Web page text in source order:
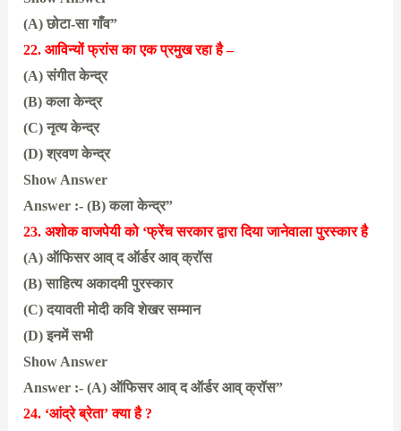
(A) छोटा-सा गाँव”
22. आविन्यों फ्रांस का एक प्रमुख रहा है –
(A) संगीत केन्द्र
(B) कला केन्द्र
(C) नृत्य केन्द्र
(D) श्रवण केन्द्र
Show Answer
Answer :- (B) कला केन्द्र”
23. अशोक वाजपेयी को ‘फ्रेंच सरकार द्वारा दिया जानेवाला पुरस्कार है
(A) ऑफिसर आव् द ऑर्डर आव् क्रॉस
(B) साहित्य अकादमी पुरस्कार
(C) दयावती मोदी कवि शेखर सम्मान
(D) इनमें सभी
Show Answer
Answer :- (A) ऑफिसर आव् द ऑर्डर आव् क्रॉस”
24. ‘आंद्रे ब्रेता’ क्या है ?